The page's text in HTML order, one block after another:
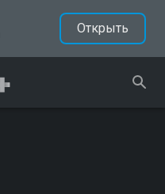
Открыть